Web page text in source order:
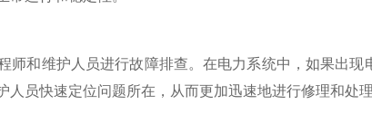
和维护人员进行故障排查。在电力系统中，如果出现
人员快速定位问题所在，从而更加迅速地进行修理和处